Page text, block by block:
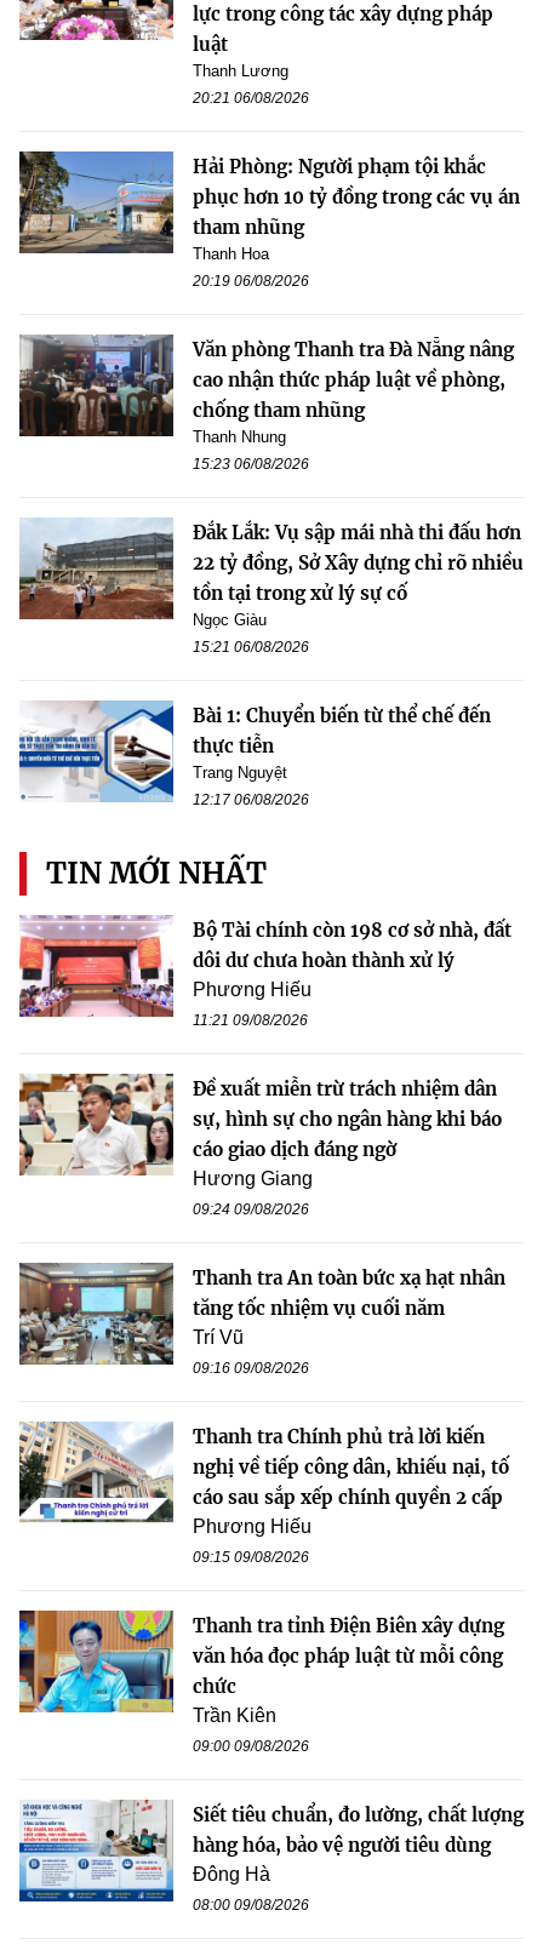
lực trong công tác xây dựng pháp
luật
Thanh Lương
20:21 06/08/2026
Hải Phòng: Người phạm tội khắc
phục hơn 10 tỷ đồng trong các vụ án
tham nhũng
Thanh Hoa
20:19 06/08/2026
Văn phòng Thanh tra Đà Nẵng nâng
cao nhận thức pháp luật về phòng,
chống tham nhũng
Thanh Nhung
15:23 06/08/2026
Đắk Lắk: Vụ sập mái nhà thi đấu hơn
22 tỷ đồng, Sở Xây dựng chỉ rõ nhiều
tồn tại trong xử lý sự cố
Ngọc Giàu
15:21 06/08/2026
Bài 1: Chuyển biến từ thể chế đến
thực tiễn
Trang Nguyệt
12:17 06/08/2026
TIN MỚI NHẤT
Bộ Tài chính còn 198 cơ sở nhà, đất
dôi dư chưa hoàn thành xử lý
Phương Hiếu
11:21 09/08/2026
Đề xuất miễn trừ trách nhiệm dân
sự, hình sự cho ngân hàng khi báo
cáo giao dịch đáng ngờ
Hương Giang
09:24 09/08/2026
Thanh tra An toàn bức xạ hạt nhân
tăng tốc nhiệm vụ cuối năm
Trí Vũ
09:16 09/08/2026
Thanh tra Chính phủ trả lời kiến
nghị về tiếp công dân, khiếu nại, tố
cáo sau sắp xếp chính quyền 2 cấp
Phương Hiếu
09:15 09/08/2026
Thanh tra tỉnh Điện Biên xây dựng
văn hóa đọc pháp luật từ mỗi công
chức
Trần Kiên
09:00 09/08/2026
Siết tiêu chuẩn, đo lường, chất lượng
hàng hóa, bảo vệ người tiêu dùng
Đông Hà
08:00 09/08/2026